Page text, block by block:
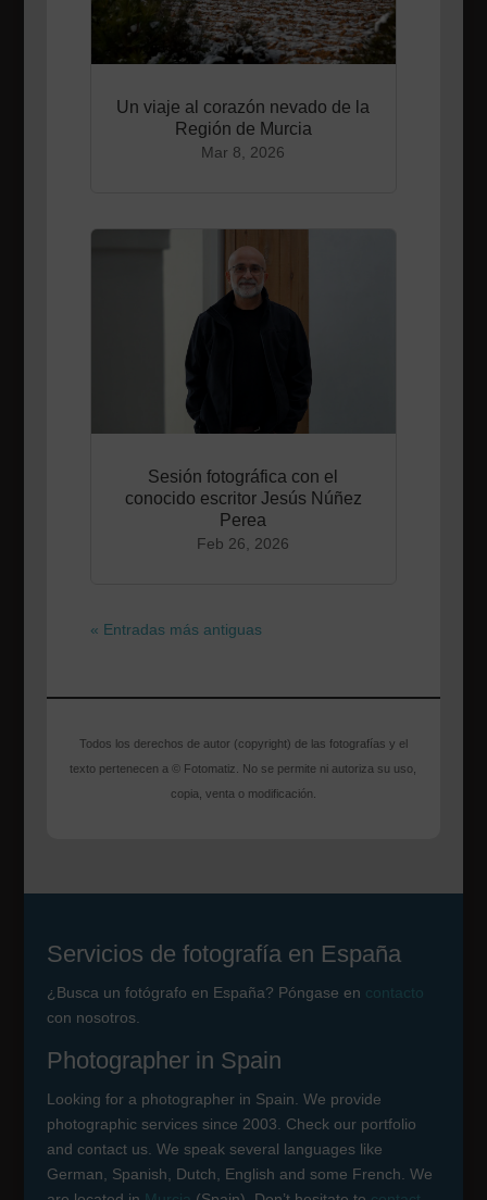
Un viaje al corazón nevado de la
Región de Murcia
Mar 8, 2026
Sesión fotográfica con el
conocido escritor Jesús Núñez
Perea
Feb 26, 2026
« Entradas más antiguas
Todos los derechos de autor (copyright) de las fotografías y el
texto pertenecen a © Fotomatiz. No se permite ni autoriza su uso,
copia, venta o modificación.
Servicios de fotografía en España
¿Busca un fotógrafo en España? Póngase en contacto
con nosotros.
Photographer in Spain
Looking for a photographer in Spain. We provide
photographic services since 2003. Check our portfolio
and contact us. We speak several languages like
German, Spanish, Dutch, English and some French. We